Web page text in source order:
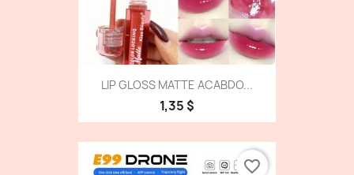
LIP GLOSS MATTE ACABDO...
1,35 $
favorite_border